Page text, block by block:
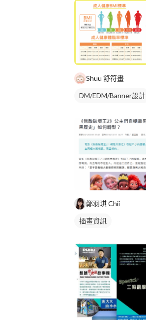
Shuu 舒符畫
DM/EDM/Banner設計
鄭羽琪 Chii
插畫資訊